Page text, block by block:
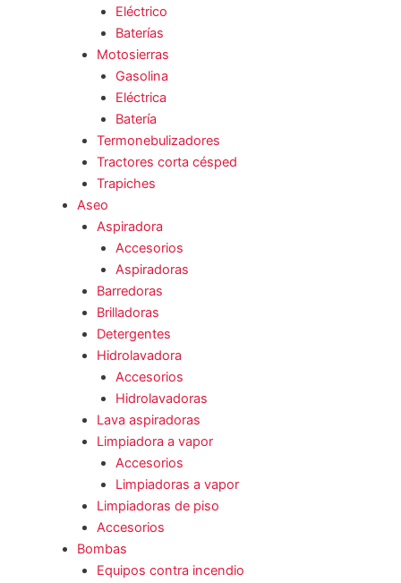
Eléctrico
Baterías
Motosierras
Gasolina
Eléctrica
Batería
Termonebulizadores
Tractores corta césped
Trapiches
Aseo
Aspiradora
Accesorios
Aspiradoras
Barredoras
Brilladoras
Detergentes
Hidrolavadora
Accesorios
Hidrolavadoras
Lava aspiradoras
Limpiadora a vapor
Accesorios
Limpiadoras a vapor
Limpiadoras de piso
Accesorios
Bombas
Equipos contra incendio